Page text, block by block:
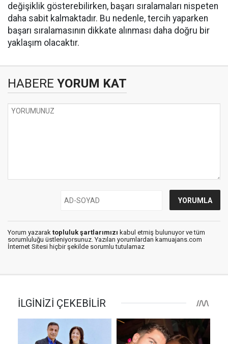
değişiklik gösterebilirken, başarı sıralamaları nispeten
daha sabit kalmaktadır. Bu nedenle, tercih yaparken
başarı sıralamasının dikkate alınması daha doğru bir
yaklaşım olacaktır.
HABERE YORUM KAT
Yorum yazarak topluluk şartlarımızı kabul etmiş bulunuyor ve tüm
sorumluluğu üstleniyorsunuz. Yazılan yorumlardan kamuajans.com
İnternet Sitesi hiçbir şekilde sorumlu tutulamaz